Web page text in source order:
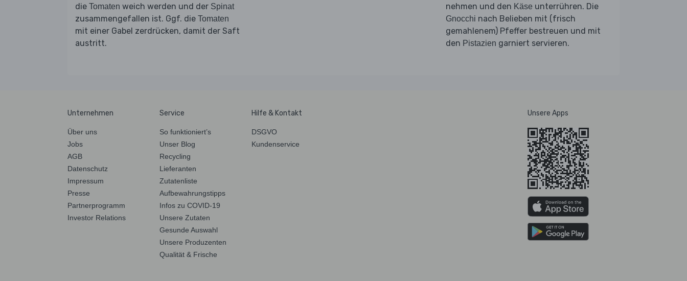
die Tomaten weich werden und der Spinat
zusammengefallen ist. Ggf. die Tomaten
mit einer Gabel zerdrücken, damit der Saft
austritt.
nehmen und den Käse unterrühren. Die
Gnocchi nach Belieben mit (frisch
gemahlenem) Pfeffer bestreuen und mit
den Pistazien garniert servieren.
Unternehmen
Über uns
Jobs
AGB
Datenschutz
Impressum
Presse
Partnerprogramm
Investor Relations
Service
So funktioniert’s
Unser Blog
Recycling
Lieferanten
Zutatenliste
Aufbewahrungstipps
Infos zu COVID-19
Unsere Zutaten
Gesunde Auswahl
Unsere Produzenten
Qualität & Frische
Hilfe & Kontakt
DSGVO
Kundenservice
Unsere Apps